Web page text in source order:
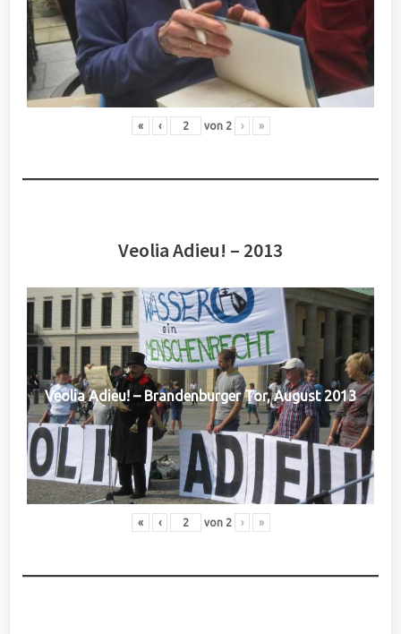
« ‹ von 2 › »
Veolia Adieu! – 2013
Veolia Adieu! – Brandenburger Tor, August 2013
« ‹ von 2 › »